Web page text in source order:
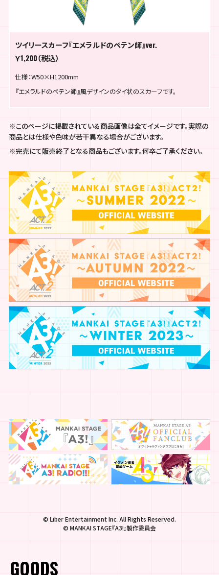
GOODS
ツイリースカーフ『エメラルドのペテン師』ver.
￥1,200（税込）
仕様：W50×H1200mm
『エメラルドのペテン師』風デザインのタイ状のスカーフです。
※このページに掲載されている商品画像は全てイメージです。実際の
商品とは仕様や色味が若干異なる場合がございます。
※完売にて販売終了となる商品もございます。何卒ご了承ください。
© Liber Entertainment Inc. All Rights Reserved.
© MANKAI STAGE『A3!』製作委員会